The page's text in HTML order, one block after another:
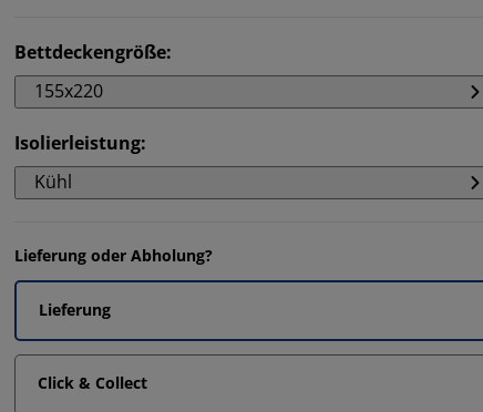
Bettdeckengröße:
155x220
Isolierleistung:
Kühl
Lieferung oder Abholung?
Lieferung
Click & Collect